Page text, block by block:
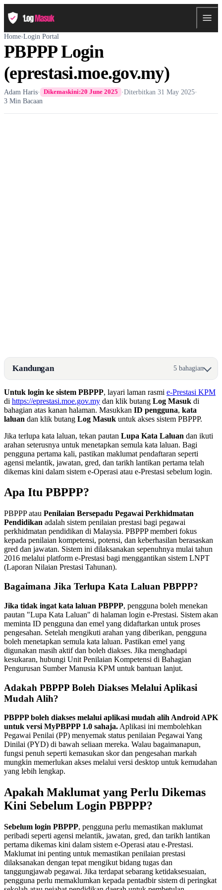
Home›Login Portal
PBPPP Login
(eprestasi.moe.gov.my)
Adam Haris· Dikemaskini:20 June 2025 ·Diterbitkan31 May 2025·
3 Min Bacaan
Kandungan 5 bahagian
Untuk login ke sistem PBPPP, layari laman rasmi e-Prestasi KPM
di https://eprestasi.moe.gov.my dan klik butang Log Masuk di
bahagian atas kanan halaman. Masukkan ID pengguna, kata
laluan dan klik butang Log Masuk untuk akses sistem PBPPP.
Jika terlupa kata laluan, tekan pautan Lupa Kata Laluan dan ikuti
arahan seterusnya untuk menetapkan semula kata laluan. Bagi
pengguna pertama kali, pastikan maklumat pendaftaran seperti
agensi melantik, jawatan, gred, dan tarikh lantikan pertama telah
dikemas kini dalam sistem e-Operasi atau e-Prestasi sebelum login.
Apa Itu PBPPP?
PBPPP atau Penilaian Bersepadu Pegawai Perkhidmatan
Pendidikan adalah sistem penilaian prestasi bagi pegawai
perkhidmatan pendidikan di Malaysia. PBPPP memberi fokus
kepada penilaian kompetensi, potensi, dan keberhasilan berasaskan
gred dan jawatan. Sistem ini dilaksanakan sepenuhnya mulai tahun
2016 melalui platform e-Prestasi bagi menggantikan sistem LNPT
(Laporan Nilaian Prestasi Tahunan).
Bagaimana Jika Terlupa Kata Laluan PBPPP?
Jika tidak ingat kata laluan PBPPP, pengguna boleh menekan
pautan "Lupa Kata Laluan" di halaman login e-Prestasi. Sistem akan
meminta ID pengguna dan emel yang didaftarkan untuk proses
pengesahan. Setelah mengikuti arahan yang diberikan, pengguna
boleh menetapkan semula kata laluan. Pastikan emel yang
digunakan masih aktif dan boleh diakses. Jika menghadapi
kesukaran, hubungi Unit Penilaian Kompetensi di Bahagian
Pengurusan Sumber Manusia KPM untuk bantuan lanjut.
Adakah PBPPP Boleh Diakses Melalui Aplikasi
Mudah Alih?
PBPPP boleh diakses melalui aplikasi mudah alih Android APK
untuk versi MyPBPPP 1.0 sahaja. Aplikasi ini membolehkan
Pegawai Penilai (PP) menyemak status penilaian Pegawai Yang
Dinilai (PYD) di bawah seliaan mereka. Walau bagaimanapun,
fungsi penuh seperti kemasukan skor dan pengesahan markah
mungkin memerlukan akses melalui versi desktop untuk kemudahan
yang lebih lengkap.
Apakah Maklumat yang Perlu Dikemas
Kini Sebelum Login PBPPP?
Sebelum login PBPPP, pengguna perlu memastikan maklumat
peribadi seperti agensi melantik, jawatan, gred, dan tarikh lantikan
pertama dikemas kini dalam sistem e-Operasi atau e-Prestasi.
Maklumat ini penting untuk memastikan penilaian prestasi
dilaksanakan dengan tepat mengikut bidang tugas dan
tanggungjawab pegawai. Jika terdapat sebarang ketidaksesuaian,
pengguna perlu memaklumkan kepada pentadbir sistem di peringkat